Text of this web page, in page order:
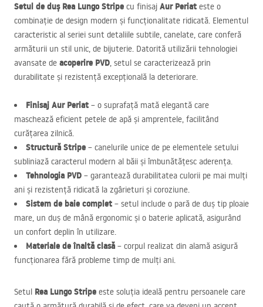
Setul de duș Rea Lungo Stripe cu finisaj Aur Periat este o
combinație de design modern și funcționalitate ridicată. Elementul
caracteristic al seriei sunt detaliile subtile, canelate, care conferă
armăturii un stil unic, de bijuterie. Datorită utilizării tehnologiei
avansate de acoperire PVD, setul se caracterizează prin
durabilitate și rezistență excepțională la deteriorare.
Finisaj Aur Periat – o suprafață mată elegantă care
maschează eficient petele de apă și amprentele, facilitând
curățarea zilnică.
Structură Stripe – canelurile unice de pe elementele setului
subliniază caracterul modern al băii și îmbunătățesc aderența.
Tehnologia PVD – garantează durabilitatea culorii pe mai mulți
ani și rezistență ridicată la zgârieturi și coroziune.
Sistem de baie complet – setul include o pară de duș tip ploaie
mare, un duș de mână ergonomic și o baterie aplicată, asigurând
un confort deplin în utilizare.
Materiale de înaltă clasă – corpul realizat din alamă asigură
funcționarea fără probleme timp de mulți ani.
Setul Rea Lungo Stripe este soluția ideală pentru persoanele care